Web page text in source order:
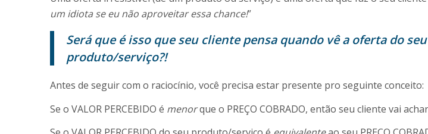
um idiota se eu não aproveitar essa chance!”
Será que é isso que seu cliente pensa quando vê a oferta do seu
produto/serviço?!
Antes de seguir com o raciocínio, você precisa estar presente pro seguinte conceito:
Se o VALOR PERCEBIDO é menorque o PREÇO COBRADO, então seu cliente vai achar